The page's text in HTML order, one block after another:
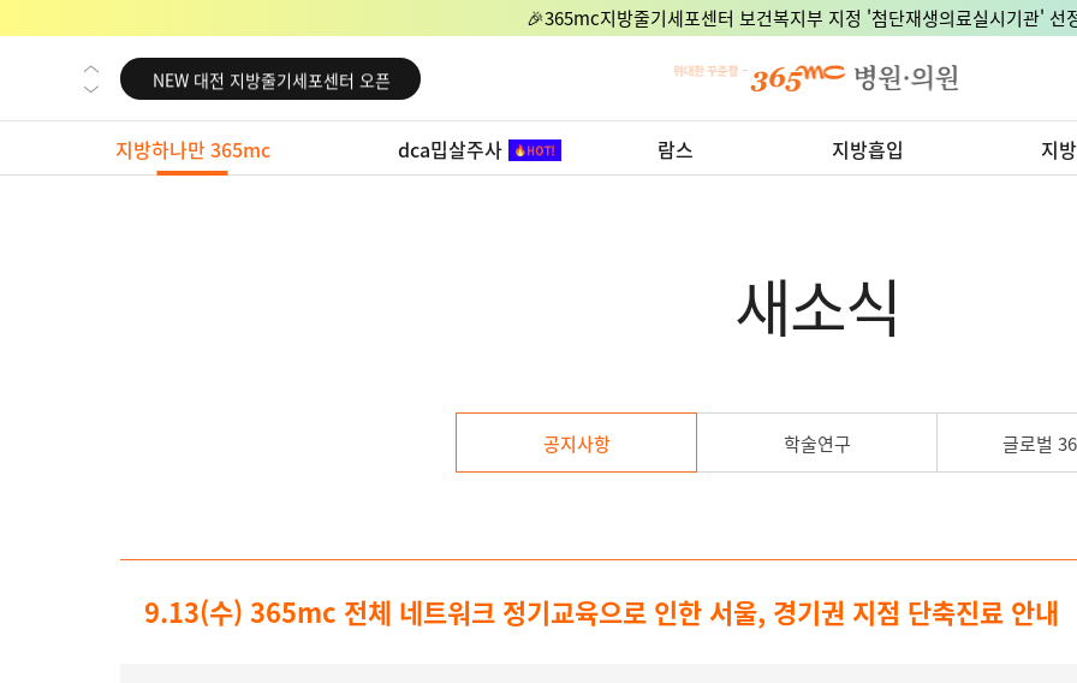
🎉365mc지방줄기세포센터 보건복지부 지정 '첨단재생의료실시기관' 선
NEW 교대 지방줄기세포센터 오픈
NEW 대전 지방줄기세포센터 오픈
NEW 노원 지방줄기세포센터 오픈
NEW 미국 LA점 오픈
지방하나만 365mc dca밉살주사 람스 지방흡입 지
새소식
공지사항 학술연구 글로벌
9.13(수) 365mc 전체 네트워크 정기교육으로 인한 서울, 경기권 지점 단축진료 안내